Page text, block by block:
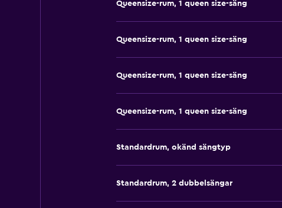
Queensize-rum, 1 queen size-säng
Queensize-rum, 1 queen size-säng
Queensize-rum, 1 queen size-säng
Queensize-rum, 1 queen size-säng
Standardrum, okänd sängtyp
Standardrum, 2 dubbelsängar